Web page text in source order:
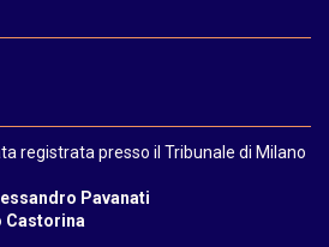
registrata presso il Tribunale di Milano
Pavanati
Castorina